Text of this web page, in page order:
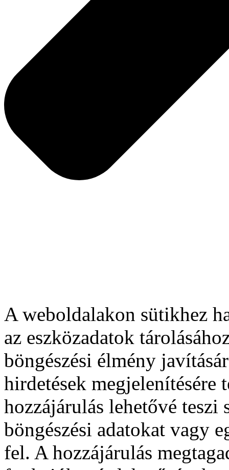
A weboldalakon sütikhez
az eszközadatok
böngészési élmény
hirdetések megjelenítésére
hozzájárulás lehetővé
böngészési adatokat vagy
fel. A hozzájárulás